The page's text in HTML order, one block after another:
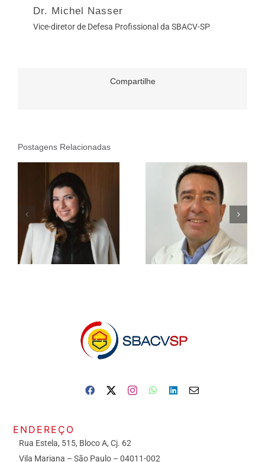
Dr. Michel Nasser
Vice-diretor de Defesa Profissional da SBACV-SP
Compartilhe
Postagens Relacionadas
ENDEREÇO
Rua Estela, 515, Bloco A, Cj. 62
Vila Mariana – São Paulo – 04011-002